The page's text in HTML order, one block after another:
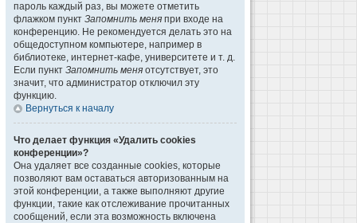
пароль каждый раз, вы можете отметить
флажком пункт Запомнить меня при входе на
конференцию. Не рекомендуется делать это на
общедоступном компьютере, например в
библиотеке, интернет-кафе, университете и т. д.
Если пункт Запомнить меня отсутствует, это
значит, что администратор отключил эту
функцию.
Вернуться к началу
Что делает функция «Удалить cookies
конференции»?
Она удаляет все созданные cookies, которые
позволяют вам оставаться авторизованным на
этой конференции, а также выполняют другие
функции, такие как отслеживание прочитанных
сообщений, если эта возможность включена